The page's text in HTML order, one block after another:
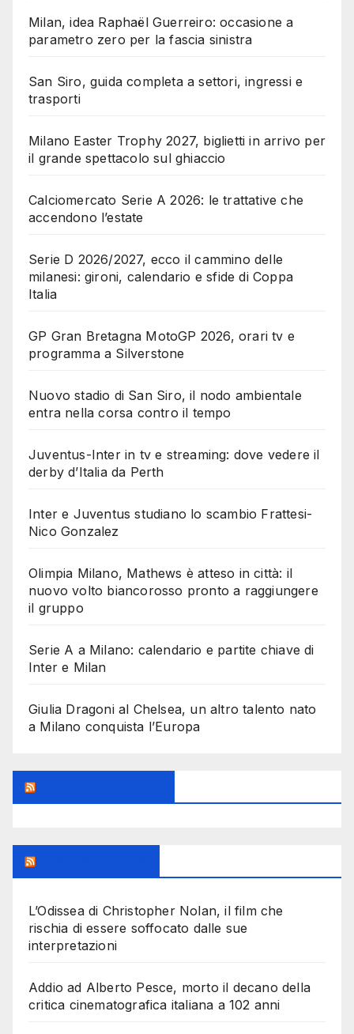
Milan, idea Raphaël Guerreiro: occasione a
parametro zero per la fascia sinistra
San Siro, guida completa a settori, ingressi e
trasporti
Milano Easter Trophy 2027, biglietti in arrivo per
il grande spettacolo sul ghiaccio
Calciomercato Serie A 2026: le trattative che
accendono l’estate
Serie D 2026/2027, ecco il cammino delle
milanesi: gironi, calendario e sfide di Coppa
Italia
GP Gran Bretagna MotoGP 2026, orari tv e
programma a Silverstone
Nuovo stadio di San Siro, il nodo ambientale
entra nella corsa contro il tempo
Juventus-Inter in tv e streaming: dove vedere il
derby d’Italia da Perth
Inter e Juventus studiano lo scambio Frattesi-
Nico Gonzalez
Olimpia Milano, Mathews è atteso in città: il
nuovo volto biancorosso pronto a raggiungere
il gruppo
Serie A a Milano: calendario e partite chiave di
Inter e Milan
Giulia Dragoni al Chelsea, un altro talento nato
a Milano conquista l’Europa
L’Odissea di Christopher Nolan, il film che
rischia di essere soffocato dalle sue
interpretazioni
Addio ad Alberto Pesce, morto il decano della
critica cinematografica italiana a 102 anni